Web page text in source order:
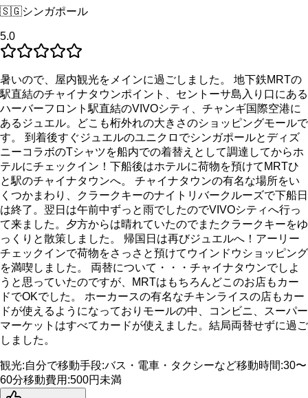
🇸🇬シンガポール
5.0
暑いので、屋内観光をメインに過ごしました。 地下鉄MRTの
駅直結のチャイナタウンポイント、セントーサ島入り口にある
ハーバーフロント駅直結のVIVOシティ、チャンギ国際空港に
あるジュエル。どこも桁外れの大きさのショッピングモールで
す。 到着後すぐジュエルのユニクロでシンガポールとディズ
ニーコラボのTシャツを船内での着替えとして調達してからホ
テルにチェックイン！下船後はホテルに荷物を預けてMRTひ
と駅のチャイナタウンへ。 チャイナタウンの有名な場所をい
くつかまわり、クラークキーのナイトリバークルーズで下船日
は終了。翌日は午前中ずっと雨でしたのでVIVOシティへ行っ
て来ました。夕方からは晴れていたのでまたクラークキーをゆ
っくりと散策しました。 帰国日は再びジュエルへ！アーリー
チェックインで荷物をさっさと預けてウインドウショッピング
を満喫しました。 両替について・・・チャイナタウンでしよ
うと思っていたのですが、MRTはもちろんどこのお店もカー
ドでOKでした。 ホーカースの有名なチキンライスの店もカー
ドが使えるようになっておりモールの中、コンビニ、スーパー
マーケットはすべてカードが使えました。結局両替せずに過ご
しました。
観光:自分で移動手段:バス・電車・タクシーなど移動時間:30〜
60分移動費用 :500円未満